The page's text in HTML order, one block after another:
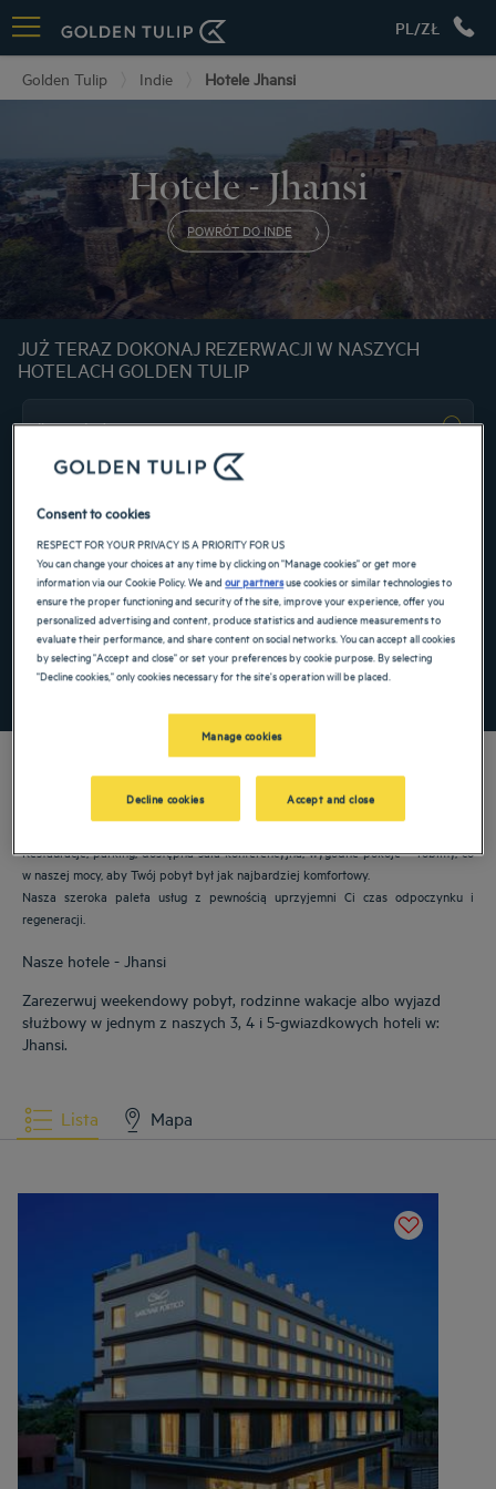
PL/ZŁ
Golden Tulip Indie Hotele Jhansi
Hotele - Jhansi
POWRÓT DO INDE
JUŻ TERAZ DOKONAJ REZERWACJI W NASZYCH
HOTELACH GOLDEN TULIP
ZNAJDŹ HOTEL
Dodaj specjalny kod
Restauracje, parking, dostępna sala konferencyjna, wygodne pokoje —robimy, co
w naszej mocy, aby Twój pobyt był jak najbardziej komfortowy.
Nasza szeroka paleta usług z pewnością uprzyjemni Ci czas odpoczynku i
regeneracji.
Nasze hotele - Jhansi
Zarezerwuj weekendowy pobyt, rodzinne wakacje albo wyjazd
służbowy w jednym z naszych 3, 4 i 5-gwiazdkowych hoteli w:
Jhansi.
Lista Mapa
Consent to cookies
RESPECT FOR YOUR PRIVACY IS A PRIORITY FOR US
You can change your choices at any time by clicking on "Manage cookies" or get more
information via our Cookie Policy. We andour partnersuse cookies or similar technologies to
ensure the proper functioning and security of the site, improve your experience, offer you
personalized advertising and content, produce statistics and audience measurements to
evaluate their performance, and share content on social networks. You can accept all cookies
by selecting "Accept and close" or set your preferences by cookie purpose. By selecting
"Decline cookies," only cookies necessary for the site's operation will be placed.
Manage cookies
Decline cookies Accept and close